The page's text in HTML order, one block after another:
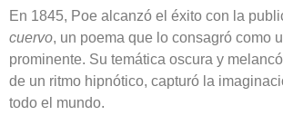
En 1845, Poe alcanzó el éxito con la
cuervo, un poema que lo consagró como
prominente. Su temática oscura y
de un ritmo hipnótico, capturó la
todo el mundo.